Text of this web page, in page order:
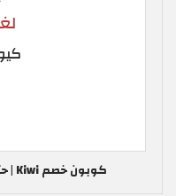
كوبون خصم Kiwi | حتى 71% على جميع الحجوزات